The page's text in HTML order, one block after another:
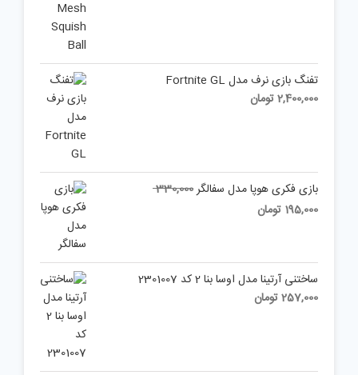
تفنگ بازی نرف مدل Fortnite GL
2,400,000تومان
بازی فکری هوپا مدل سفالگر330,000
Original
195,000 تومان
195,000 تومان.
ساختنی آرتینا مدل اوسا بنا 2 کد 2301007
257,000تومان